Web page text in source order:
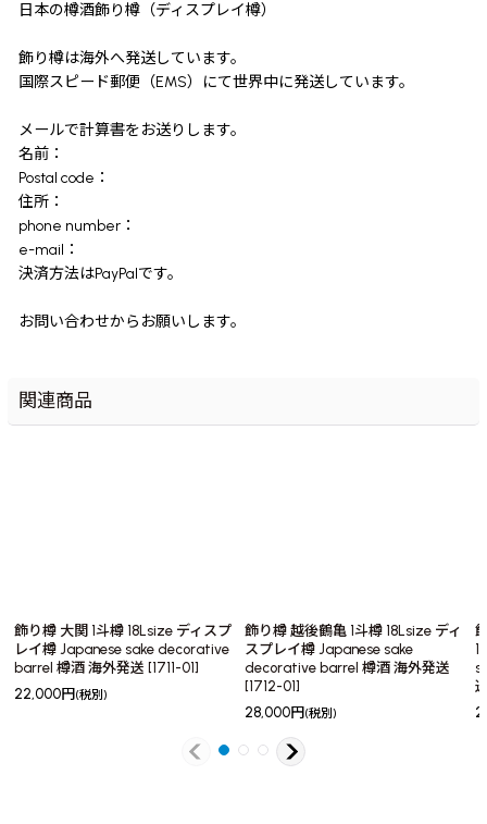
日本の樽酒飾り樽（ディスプレイ樽）
飾り樽は海外へ発送しています。
国際スピード郵便（EMS）にて世界中に発送しています。
メールで計算書をお送りします。
名前：
Postal code：
住所：
phone number：
e-mail：
決済方法はPayPalです。
お問い合わせからお願いします。
関連商品
飾り樽 大関 1斗樽 18Lsize ディスプ
レイ樽 Japanese sake decorative
barrel 樽酒 海外発送 [1711-01]
22,000円 (税別)
飾り樽 越後鶴亀 1斗樽 18Lsize ディ
スプレイ樽 Japanese sake
decorative barrel 樽酒 海外発送
[1712-01]
28,000円 (税別)